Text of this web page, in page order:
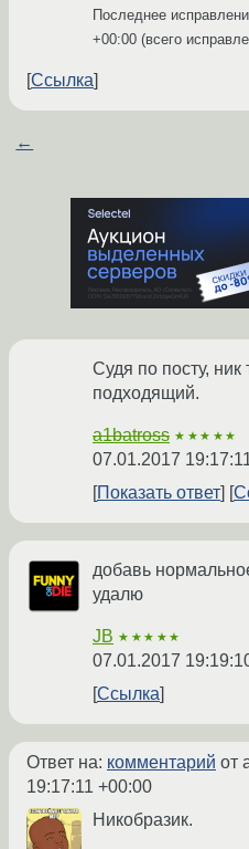
Последнее
+00:00 (всего
Ссылка
←
Судя по посту,
подходящий.
a1batross ★★★★★
07.01.2017
Показать ответ
добавь
удалю
JB ★★★★★
07.01.2017
Ссылка
Ответ на: комментарий от
19:17:11 +00:00
Никобразик.